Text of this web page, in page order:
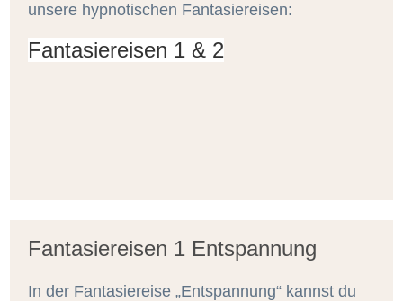
unsere hypnotischen Fantasiereisen:
Fantasiereisen 1 & 2
Fantasiereisen 1 Entspannung
In der Fantasiereise „Entspannung“ kannst du